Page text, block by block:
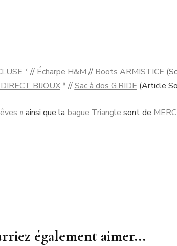
* // Écharpe H&M // Boots ARMISTICE
BIJOUX* //Sac à dos G.RIDE (Article
» ainsi que la bague Triangle sont de
également aimer...